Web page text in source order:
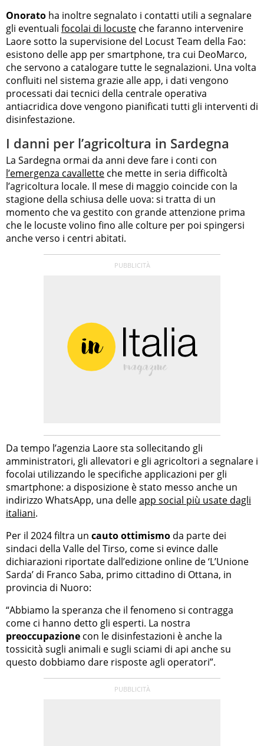
Onorato ha inoltre segnalato i contatti utili a segnalare
gli eventuali focolai di locuste che faranno intervenire
Laore sotto la supervisione del Locust Team della Fao:
esistono delle app per smartphone, tra cui DeoMarco,
che servono a catalogare tutte le segnalazioni. Una volta
confluiti nel sistema grazie alle app, i dati vengono
processati dai tecnici della centrale operativa
antiacridica dove vengono pianificati tutti gli interventi di
disinfestazione.
I danni per l’agricoltura in Sardegna
La Sardegna ormai da anni deve fare i conti con
l’emergenza cavallette che mette in seria difficoltà
l’agricoltura locale. Il mese di maggio coincide con la
stagione della schiusa delle uova: si tratta di un
momento che va gestito con grande attenzione prima
che le locuste volino fino alle colture per poi spingersi
anche verso i centri abitati.
Da tempo l’agenzia Laore sta sollecitando gli
amministratori, gli allevatori e gli agricoltori a segnalare i
focolai utilizzando le specifiche applicazioni per gli
smartphone: a disposizione è stato messo anche un
indirizzo WhatsApp, una delleapp social più usate dagli
italiani.
Per il 2024 filtra un cauto ottimismo da parte dei
sindaci della Valle del Tirso, come si evince dalle
dichiarazioni riportate dall’edizione online de ‘L’Unione
Sarda’ di Franco Saba, primo cittadino di Ottana, in
provincia di Nuoro:
“Abbiamo la speranza che il fenomeno si contragga
come ci hanno detto gli esperti. La nostra
preoccupazione con le disinfestazioni è anche la
tossicità sugli animali e sugli sciami di api anche su
questo dobbiamo dare risposte agli operatori”.